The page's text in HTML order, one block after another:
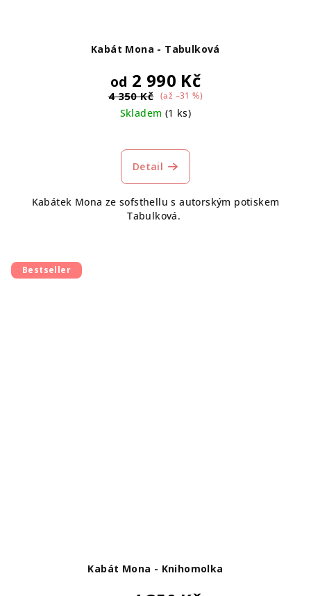
Kabát Mona - Tabulková
od 2 990 Kč
4 350 Kč (až –31 %)
Skladem (1 ks)
Detail
Kabátek Mona ze sofsthellu s autorským potiskem
Tabulková.
Bestseller
Kabát Mona - Knihomolka